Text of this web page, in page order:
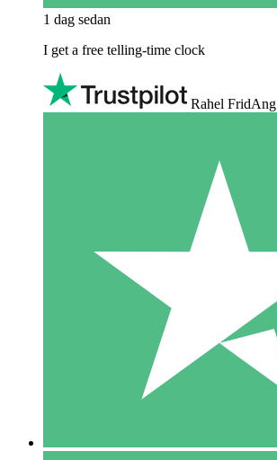
1 dag sedan
I get a free telling-time clock
Rahel FridAng